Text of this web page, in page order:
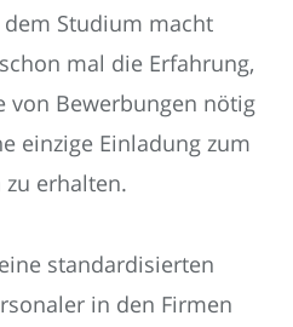
Studium macht
mal die Erfahrung,
von Bewerbungen nötig
einzige Einladung zum
erhalten.
standardisierten
in den Firmen